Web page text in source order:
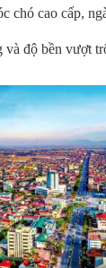
chó cao cấp,
và độ bền vượt